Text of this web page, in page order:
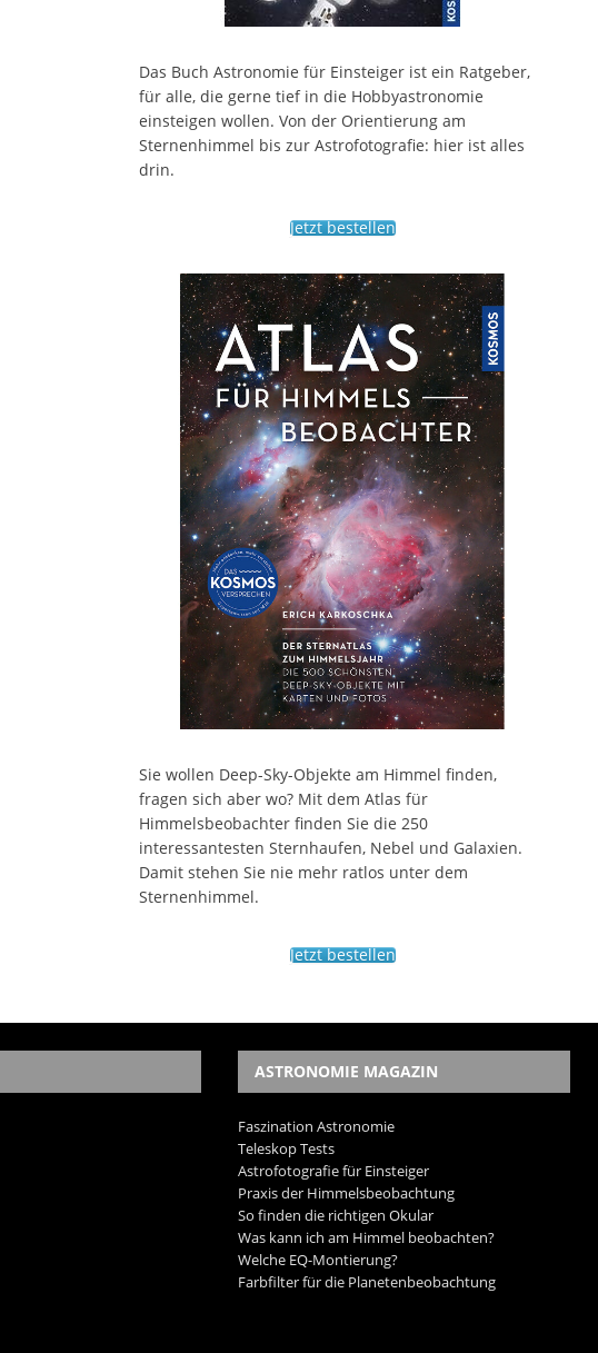
Das Buch Astronomie für Einsteiger ist ein Ratgeber,
für alle, die gerne tief in die Hobbyastronomie
einsteigen wollen. Von der Orientierung am
Sternenhimmel bis zur Astrofotografie: hier ist alles
drin.
Jetzt bestellen
Sie wollen Deep-Sky-Objekte am Himmel finden,
fragen sich aber wo? Mit dem Atlas für
Himmelsbeobachter finden Sie die 250
interessantesten Sternhaufen, Nebel und Galaxien.
Damit stehen Sie nie mehr ratlos unter dem
Sternenhimmel.
Jetzt bestellen
ASTRONOMIE MAGAZIN
Faszination Astronomie
Teleskop Tests
Astrofotografie für Einsteiger
Praxis der Himmelsbeobachtung
So finden die richtigen Okular
Was kann ich am Himmel beobachten?
Welche EQ-Montierung?
Farbfilter für die Planetenbeobachtung